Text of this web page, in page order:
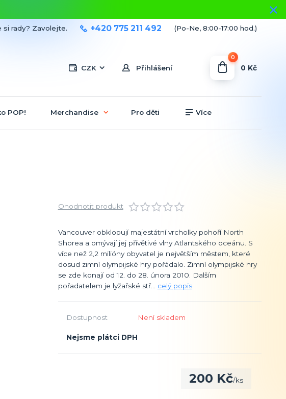
CZK Přihlášení
si rady? Zavolejte. +420 775 211 492 (Po-Ne, 8:00-17:00 hod.)
0
0 Kč
POP! Merchandise Pro děti Více
Ohodnotit produkt
Vancouver obklopují majestátní vrcholky pohoří North
Shorea a omývají jej přívětivé vlny Atlantského oceánu. S
více než 2,2 milióny obyvatel je největším městem, které
dosud zimní olympijské hry pořádalo. Zimní olympijské hry
se zde konají od 12. do 28. února 2010. Dalším
pořadatelem je lyžařské stř... celý popis
Dostupnost Není skladem
Nejsme plátci DPH
200 Kč/ks